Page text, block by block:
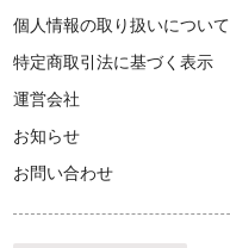
個人情報の取り扱いについて
特定商取引法に基づく表示
運営会社
お知らせ
お問い合わせ